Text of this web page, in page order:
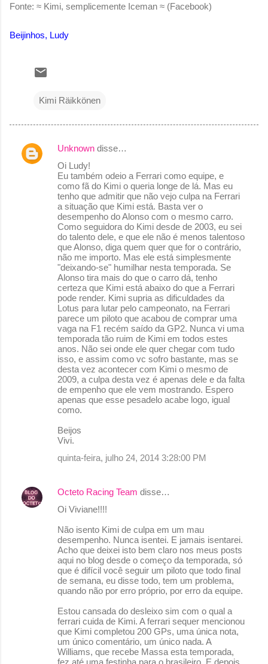
Fonte: ≈ Kimi, semplicemente Iceman ≈ (Facebook)
Beijinhos, Ludy
Kimi Räikkönen
C
Unknown disse…
Oi Ludy!
Eu também odeio a Ferrari como equipe, e
como fã do Kimi o queria longe de lá. Mas eu
tenho que admitir que não vejo culpa na Ferrari
a situação que Kimi está. Basta ver o
desempenho do Alonso com o mesmo carro.
Como seguidora do Kimi desde de 2003, eu sei
do talento dele, e que ele não é menos talentoso
que Alonso, diga quem quer que for o contrário,
não me importo. Mas ele está simplesmente
"deixando-se" humilhar nesta temporada. Se
Alonso tira mais do que o carro dá, tenho
certeza que Kimi está abaixo do que a Ferrari
pode render. Kimi supria as dificuldades da
Lotus para lutar pelo campeonato, na Ferrari
parece um piloto que acabou de comprar uma
vaga na F1 recém saído da GP2. Nunca vi uma
temporada tão ruim de Kimi em todos estes
anos. Não sei onde ele quer chegar com tudo
isso, e assim como vc sofro bastante, mas se
desta vez acontecer com Kimi o mesmo de
2009, a culpa desta vez é apenas dele e da falta
de empenho que ele vem mostrando. Espero
apenas que esse pesadelo acabe logo, igual
como.
Beijos
Vivi.
quinta-feira, julho 24, 2014 3:28:00 PM
Octeto Racing Team disse…
Oi Viviane!!!!
Não isento Kimi de culpa em um mau
desempenho. Nunca isentei. E jamais isentarei.
Acho que deixei isto bem claro nos meus posts
aqui no blog desde o começo da temporada, só
que é difícil você seguir um piloto que todo final
de semana, eu disse todo, tem um problema,
quando não por erro próprio, por erro da equipe.
Estou cansada do desleixo sim com o qual a
ferrari cuida de Kimi. A ferrari sequer mencionou
que Kimi completou 200 GPs, uma única nota,
um único comentário, um único nada. A
Williams, que recebe Massa esta temporada,
fez até uma festinha para o brasileiro. E depois